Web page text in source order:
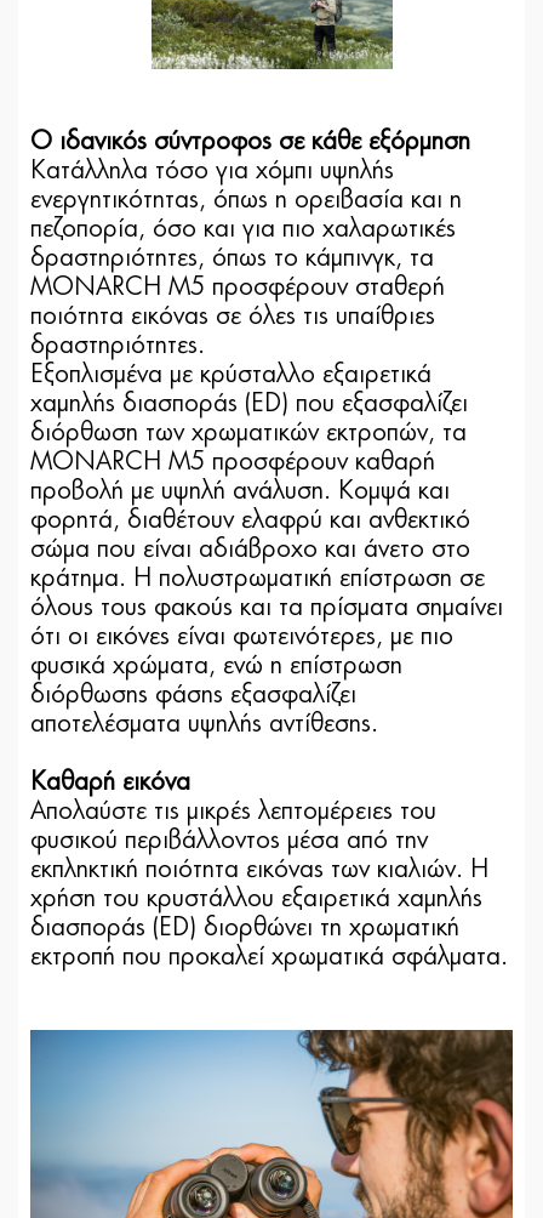
Ο ιδανικός σύντροφος σε κάθε εξόρμηση
Κατάλληλα τόσο για χόμπι υψηλής
ενεργητικότητας, όπως η ορειβασία και η
πεζοπορία, όσο και για πιο χαλαρωτικές
δραστηριότητες, όπως το κάμπινγκ, τα
MONARCH M5 προσφέρουν σταθερή
ποιότητα εικόνας σε όλες τις υπαίθριες
δραστηριότητες.
Εξοπλισμένα με κρύσταλλο εξαιρετικά
χαμηλής διασποράς (ED) που εξασφαλίζει
διόρθωση των χρωματικών εκτροπών, τα
MONARCH M5 προσφέρουν καθαρή
προβολή με υψηλή ανάλυση. Κομψά και
φορητά, διαθέτουν ελαφρύ και ανθεκτικό
σώμα που είναι αδιάβροχο και άνετο στο
κράτημα. Η πολυστρωματική επίστρωση σε
όλους τους φακούς και τα πρίσματα σημαίνει
ότι οι εικόνες είναι φωτεινότερες, με πιο
φυσικά χρώματα, ενώ η επίστρωση
διόρθωσης φάσης εξασφαλίζει
αποτελέσματα υψηλής αντίθεσης.
Καθαρή εικόνα
Απολαύστε τις μικρές λεπτομέρειες του
φυσικού περιβάλλοντος μέσα από την
εκπληκτική ποιότητα εικόνας των κιαλιών. Η
χρήση του κρυστάλλου εξαιρετικά χαμηλής
διασποράς (ED) διορθώνει τη χρωματική
εκτροπή που προκαλεί χρωματικά σφάλματα.